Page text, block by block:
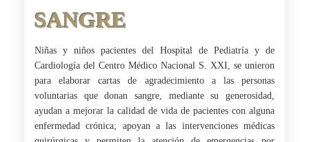
SANGRE
Niñas y niños pacientes del Hospital de Pediatría y de
Cardiología del Centro Médico Nacional S. XXI, se unieron
para elaborar cartas de agradecimiento a las personas
voluntarias que donan sangre, mediante su generosidad,
ayudan a mejorar la calidad de vida de pacientes con alguna
enfermedad crónica; apoyan a las intervenciones médicas